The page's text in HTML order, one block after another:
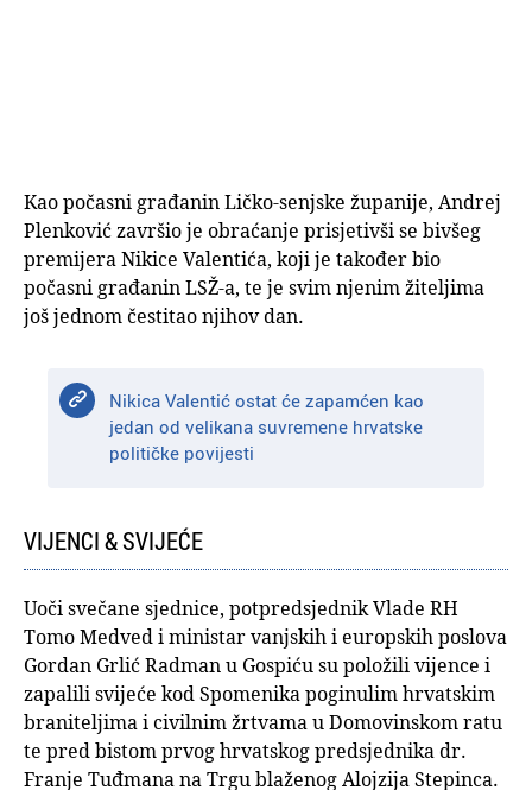
Kao počasni građanin Ličko-senjske županije, Andrej
Plenković završio je obraćanje prisjetivši se bivšeg
premijera Nikice Valentića, koji je također bio
počasni građanin LSŽ-a, te je svim njenim žiteljima
još jednom čestitao njihov dan.
Nikica Valentić ostat će zapamćen kao
jedan od velikana suvremene hrvatske
političke povijesti
VIJENCI & SVIJEĆE
Uoči svečane sjednice, potpredsjednik Vlade RH
Tomo Medved i ministar vanjskih i europskih poslova
Gordan Grlić Radman u Gospiću su položili vijence i
zapalili svijeće kod Spomenika poginulim hrvatskim
braniteljima i civilnim žrtvama u Domovinskom ratu
te pred bistom prvog hrvatskog predsjednika dr.
Franje Tuđmana na Trgu blaženog Alojzija Stepinca.